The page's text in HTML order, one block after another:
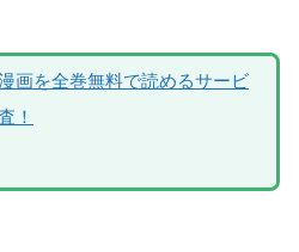
画を全巻無料で読めるサービ
！